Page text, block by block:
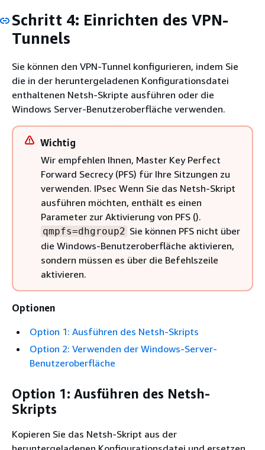
Schritt 4: Einrichten des VPN-
Tunnels
Sie können den VPN-Tunnel konfigurieren, indem Sie
die in der heruntergeladenen Konfigurationsdatei
enthaltenen Netsh-Skripte ausführen oder die
Windows Server-Benutzeroberfläche verwenden.
Wichtig
Wir empfehlen Ihnen, Master Key Perfect
Forward Secrecy (PFS) für Ihre Sitzungen zu
verwenden. IPsec Wenn Sie das Netsh-Skript
ausführen möchten, enthält es einen
Parameter zur Aktivierung von PFS ().
qmpfs=dhgroup2 Sie können PFS nicht über
die Windows-Benutzeroberfläche aktivieren,
sondern müssen es über die Befehlszeile
aktivieren.
Optionen
Option 1: Ausführen des Netsh-Skripts
Option 2: Verwenden der Windows-Server-
Benutzeroberfläche
Option 1: Ausführen des Netsh-
Skripts
Kopieren Sie das Netsh-Skript aus der